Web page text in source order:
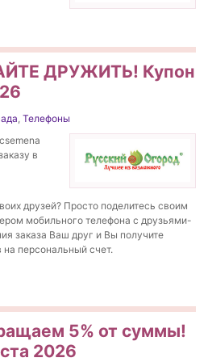
ДРУЖИТЬ! Купон
, Телефоны
в
друзей? Просто поделитесь своим
мобильного телефона с друзьями-
заказа Ваш друг и Вы получите
персональный счет.
5% от суммы!
2026